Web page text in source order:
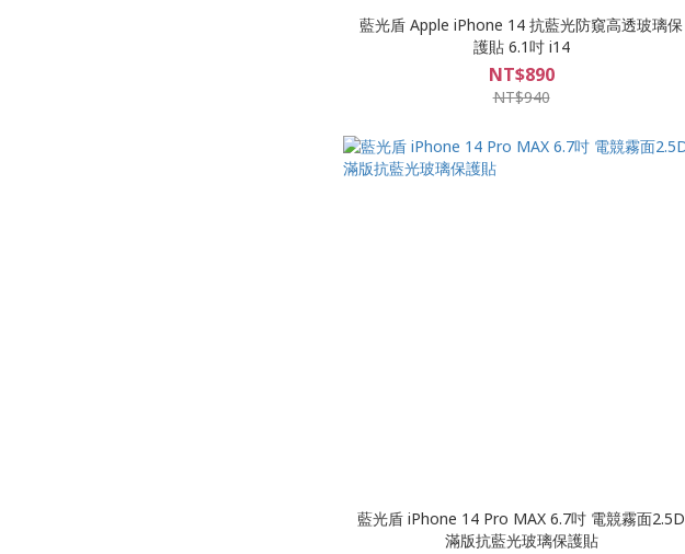
藍光盾 Apple iPhone 14 抗藍光防窺高透玻璃保
護貼 6.1吋 i14
NT$890
NT$940
藍光盾 iPhone 14 Pro MAX 6.7吋 電競霧面2.5D
滿版抗藍光玻璃保護貼